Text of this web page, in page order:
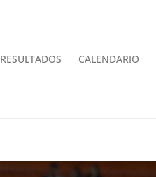
RESULTADOS CALENDARIO